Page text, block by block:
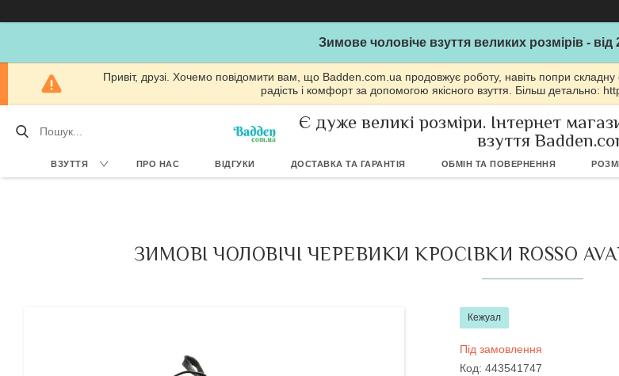
Зимове чоловіче взуття великих розмірів - від
Привіт, друзі. Хочемо повідомити вам, що Badden.com.ua продовжує роботу, навіть попри
радість і комфорт за допомогою якісного взуття. Більш
Є дуже великі розміри. Інтернет
взуття
ВЗУТТЯ ПРО НАС ВІДГУКИ ДОСТАВКА ТА ГАРАНТІЯ ОБМІН ТА ПОВЕРНЕННЯ
ЗИМОВІ ЧОЛОВІЧІ ЧЕРЕВИКИ КРОСІВКИ ROSSO
Кежуал
Під замовлення
Код: 443541747